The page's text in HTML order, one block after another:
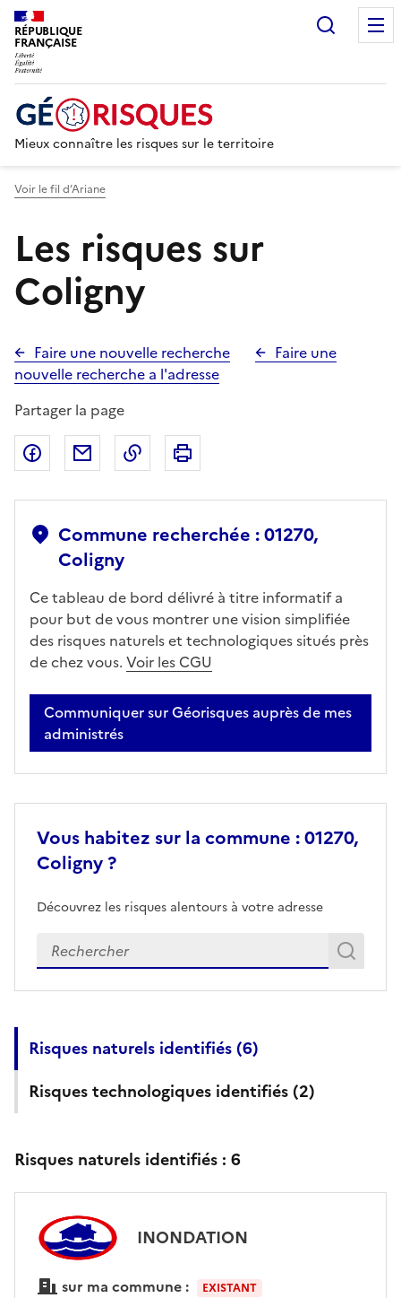
RÉPUBLIQUE
FRANÇAISE
Mieux connaître les risques sur le territoire
Voir le fil d’Ariane
Les risques sur
Coligny
Faire une nouvelle recherche
Faire une
nouvelle recherche a l'adresse
Partager la page
Partager sur Facebook
Partager par emailCopier dans le presse-papier
Commune recherchée : 01270,
Coligny
Ce tableau de bord délivré à titre informatif a
pour but de vous montrer une vision simplifiée
des risques naturels et technologiques situés près
de chez vous. Voir les CGU
Communiquer sur Géorisques auprès de mes
administrés
Vous habitez sur la commune : 01270,
Coligny ?
Découvrez les risques alentours à votre adresse
Veuillez renseigner votre adresse exacte
Risques naturels identifiés (6)
Risques technologiques identifiés (2)
Risques naturels identifiés : 6
INONDATION
sur ma commune : EXISTANT